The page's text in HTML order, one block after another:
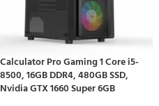
Calculator Pro Gaming 1 Core i5-
8500, 16GB DDR4, 480GB SSD,
Nvidia GTX 1660 Super 6GB